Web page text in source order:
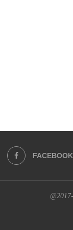
FACEBOOK